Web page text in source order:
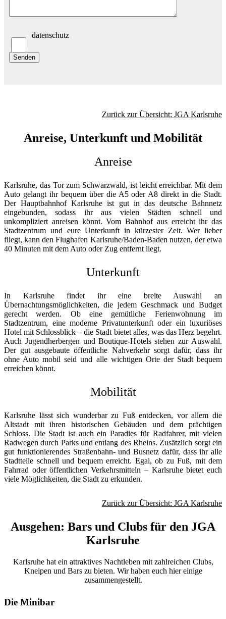
datenschutz
Zurück zur Übersicht: JGA Karlsruhe
Anreise, Unterkunft und Mobilität
Anreise
Karlsruhe, das Tor zum Schwarzwald, ist leicht erreichbar. Mit dem
Auto gelangt ihr bequem über die A5 oder A8 direkt in die Stadt.
Der Hauptbahnhof Karlsruhe ist gut in das deutsche Bahnnetz
eingebunden, sodass ihr aus vielen Städten schnell und
unkompliziert anreisen könnt. Vom Bahnhof aus erreicht ihr das
Stadtzentrum und eure Unterkunft in kürzester Zeit. Wer lieber
fliegt, kann den Flughafen Karlsruhe/Baden-Baden nutzen, der etwa
40 Minuten mit dem Auto oder Zug entfernt liegt.
Unterkunft
In Karlsruhe findet ihr eine breite Auswahl an
Übernachtungsmöglichkeiten, die jedem Geschmack und Budget
gerecht werden. Ob eine gemütliche Ferienwohnung im
Stadtzentrum, eine moderne Privatunterkunft oder ein luxuriöses
Hotel mit Schlossblick – die Stadt bietet alles, was das Herz begehrt.
Auch Jugendherbergen und Boutique-Hotels stehen zur Auswahl.
Der gut ausgebaute öffentliche Nahverkehr sorgt dafür, dass ihr
ohne Auto mobil seid und alle wichtigen Orte der Stadt bequem
erreichen könnt.
Mobilität
Karlsruhe lässt sich wunderbar zu Fuß entdecken, vor allem die
Altstadt mit ihren historischen Gebäuden und dem prächtigen
Schloss. Die Stadt ist auch ein Paradies für Radfahrer, mit vielen
Radwegen durch Parks und entlang des Rheins. Zusätzlich sorgt ein
gut funktionierendes Straßenbahn- und Busnetz dafür, dass ihr alle
Stadtteile schnell und bequem erreicht. Egal, ob zu Fuß, mit dem
Fahrrad oder öffentlichen Verkehrsmitteln – Karlsruhe bietet euch
viele Möglichkeiten, die Stadt zu erkunden.
Zurück zur Übersicht: JGA Karlsruhe
Ausgehen: Bars und Clubs für den JGA
Karlsruhe
Karlsruhe hat ein attraktives Nachtleben mit zahlreichen Clubs,
Kneipen und Bars zu bieten. Wir haben euch hier einige
zusammengestellt.
Die Minibar